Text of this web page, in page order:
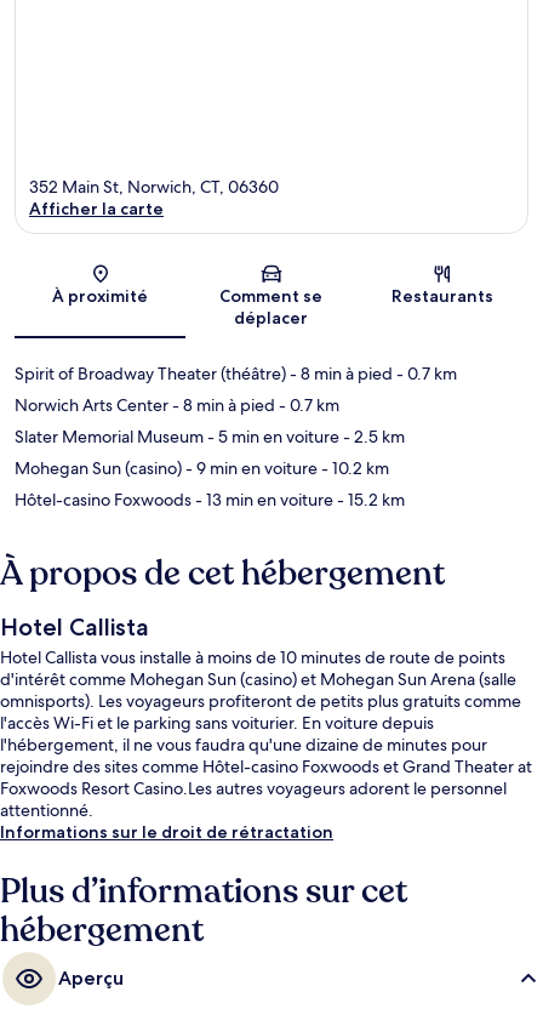
Carte
352 Main St, Norwich, CT, 06360
Afficher la carte
À proximité
Comment se
déplacer
Restaurants
Spirit of Broadway Theater (théâtre)- 8 min à pied - 0.7 km
Norwich Arts Center- 8 min à pied - 0.7 km
Slater Memorial Museum- 5 min en voiture- 2.5 km
Mohegan Sun (casino)- 9 min en voiture- 10.2 km
Hôtel-casino Foxwoods- 13 min en voiture- 15.2 km
À propos de cet hébergement
Hotel Callista
Hotel Callista vous installe à moins de 10 minutes de route de points
d'intérêt comme Mohegan Sun (casino) et Mohegan Sun Arena (salle
omnisports). Les voyageurs profiteront de petits plus gratuits comme
l'accès Wi-Fi et le parking sans voiturier. En voiture depuis
l'hébergement, il ne vous faudra qu'une dizaine de minutes pour
rejoindre des sites comme Hôtel-casino Foxwoods et Grand Theater at
Foxwoods Resort Casino.Les autres voyageurs adorent le personnel
attentionné.
Informations sur le droit de rétractation
Plus d’informations sur cet
hébergement
Aperçu